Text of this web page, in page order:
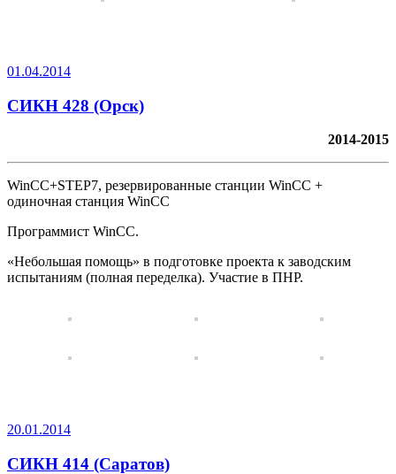
01.04.2014
СИКН 428 (Орск)
2014-2015
WinCC+STEP7, резервированные станции WinCC +
одиночная станция WinCC
Программист WinCC.
«Небольшая помощь» в подготовке проекта к заводским
испытаниям (полная переделка). Участие в ПНР.
20.01.2014
СИКН 414 (Саратов)